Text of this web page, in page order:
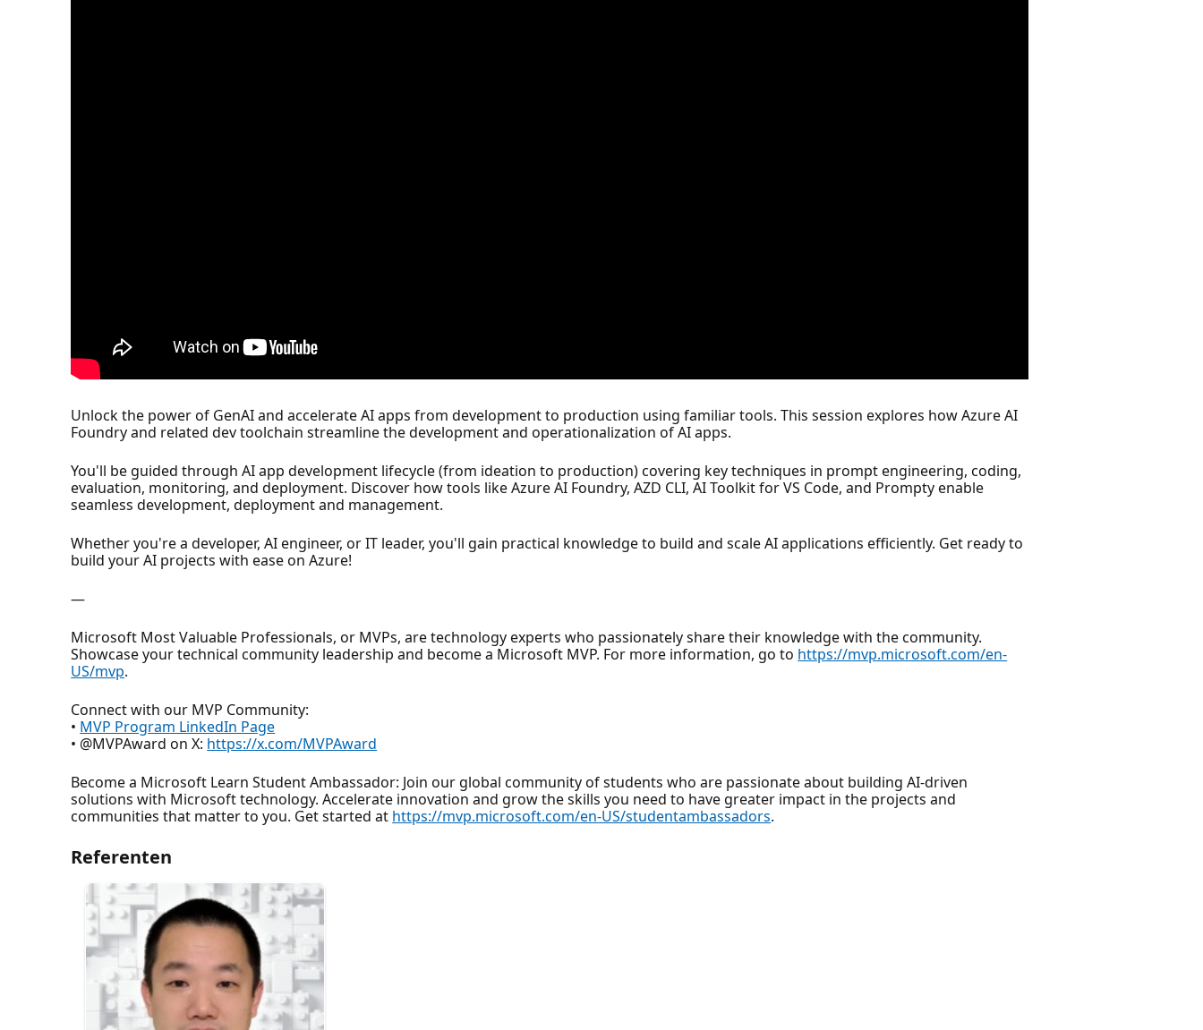
Unlock the power of GenAI and accelerate AI apps from development to production using familiar tools. This session explores how Azure AI
Foundry and related dev toolchain streamline the development and operationalization of AI apps.
You'll be guided through AI app development lifecycle (from ideation to production) covering key techniques in prompt engineering, coding,
evaluation, monitoring, and deployment. Discover how tools like Azure AI Foundry, AZD CLI, AI Toolkit for VS Code, and Prompty enable
seamless development, deployment and management.
Whether you're a developer, AI engineer, or IT leader, you'll gain practical knowledge to build and scale AI applications efficiently. Get ready to
build your AI projects with ease on Azure!
—
Microsoft Most Valuable Professionals, or MVPs, are technology experts who passionately share their knowledge with the community.
Showcase your technical community leadership and become a Microsoft MVP. For more information, go to https://mvp.microsoft.com/en-
US/mvp.
Connect with our MVP Community:
• MVP Program LinkedIn Page
• @MVPAward on X: https://x.com/MVPAward
Become a Microsoft Learn Student Ambassador: Join our global community of students who are passionate about building AI-driven
solutions with Microsoft technology. Accelerate innovation and grow the skills you need to have greater impact in the projects and
communities that matter to you. Get started at https://mvp.microsoft.com/en-US/studentambassadors.
Referenten